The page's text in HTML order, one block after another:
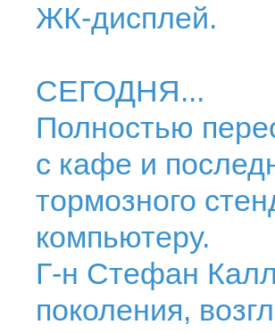
ЖК-дисплей.
СЕГОДНЯ...
Полностью
с кафе и
тормозного
компьютеру.
Г-н Стефан
поколения,